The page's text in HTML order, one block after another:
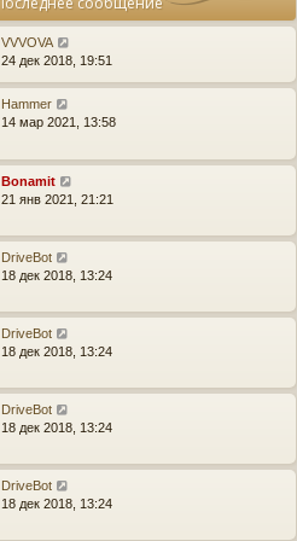
и
ю
б
щ
н
и
о
б
е
и
ю
д
е
м
у
о
б
щ
е
и
VVVOVA
24 дек 2018, 19:51
Hammer
14 мар 2021, 13:58
Bonamit
21 янв 2021, 21:21
DriveBot
18 дек 2018, 13:24
DriveBot
18 дек 2018, 13:24
DriveBot
18 дек 2018, 13:24
DriveBot
18 дек 2018, 13:24